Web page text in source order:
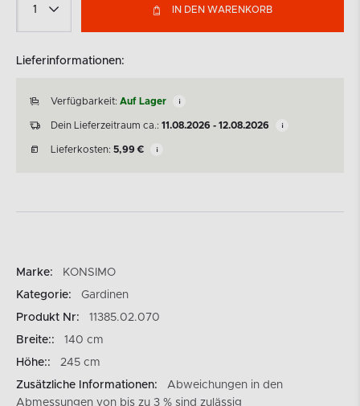
IN DEN WARENKORB
Lieferinformationen:
Verfügbarkeit: Auf Lager
Dein Lieferzeitraum ca.: 11.08.2026 - 12.08.2026
Lieferkosten: 5,99 €
Marke:
KONSIMO
Kategorie:
Gardinen
Produkt Nr:
11385.02.070
Breite::
140 cm
Höhe::
245 cm
Zusätzliche Informationen:
Abweichungen in den
Abmessungen von bis zu 3 % sind zulässig